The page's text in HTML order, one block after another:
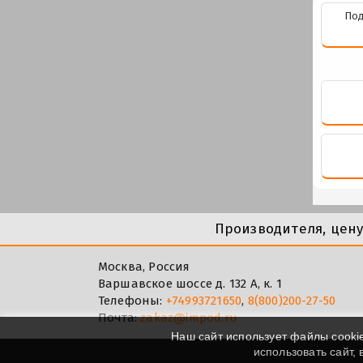
Производителя,
Москва, Россия
Варшавское шоссе д. 132 А, к. 1
Телефоны: +74993721650, 8(800)200-27-50
Почта:zakaz@impod.ru
Наш сайт использует файлы
использовать